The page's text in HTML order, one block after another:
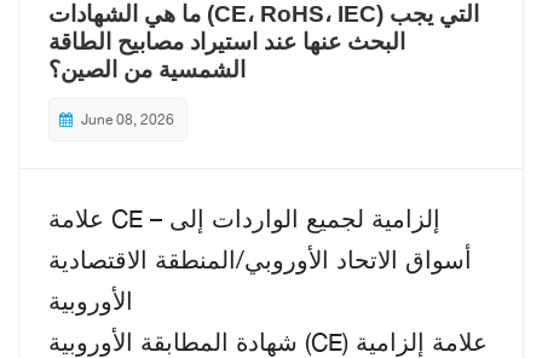
中文
ما هي الشهادات (CE، RoHS، IEC) التي يجب
البحث عنها عند استيراد مصابيح الطاقة
الشمسية من الصين؟
June 08, 2026
علامة CE – إلزامية لجميع الواردات إلى
أسواق الاتحاد الأوروبي/المنطقة الاقتصادية
الأوروبية
شهادة المطابقة الأوروبية (CE) علامة إلزامية